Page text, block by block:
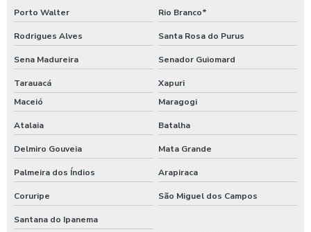
Porto Walter Rio Branco*
Rodrigues Alves Santa Rosa do Purus
Sena Madureira Senador Guiomard
Tarauacá
Xapuri
Maceió
Maragogi
Atalaia Batalha
Delmiro Gouveia Mata Grande
Palmeira dos Índios Arapiraca
Coruripe São Miguel dos Campos
Santana do Ipanema